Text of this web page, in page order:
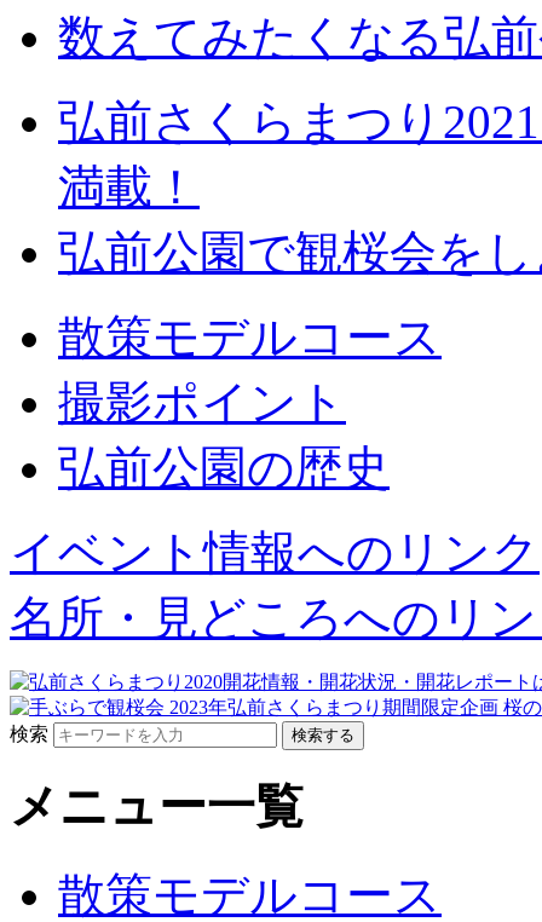
数えてみたくなる弘
弘前さくらまつり
満載！
弘前公園で観桜会を
散策モデルコース
撮影ポイント
弘前公園の歴史
イベント情報へのリンク
名所・見どころへのリ
検索
メニュー一覧
散策モデルコース